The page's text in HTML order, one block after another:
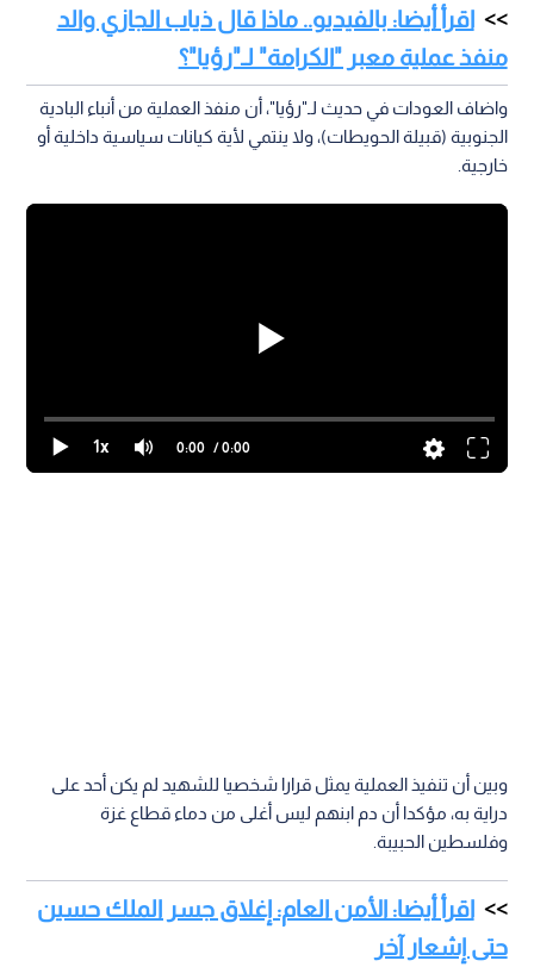
اقرأ أيضا: بالفيديو.. ماذا قال ذياب الجازي والد
منفذ عملية معبر "الكرامة" لـ"رؤيا"؟
واضاف العودات في حديث لـ"رؤيا"، أن منفذ العملية من أنباء البادية
الجنوبية (قبيلة الحويطات)، ولا ينتمي لأية كيانات سياسية داخلية أو
خارجية.
1x 0:00 / 0:00
وبين أن تنفيذ العملية يمثل قرارا شخصيا للشهيد لم يكن أحد على
دراية به، مؤكدا أن دم ابنهم ليس أغلى من دماء قطاع غزة
وفلسطين الحبيبة.
اقرأ أيضا: الأمن العام: إغلاق جسر الملك حسين
حتى إشعار آخر